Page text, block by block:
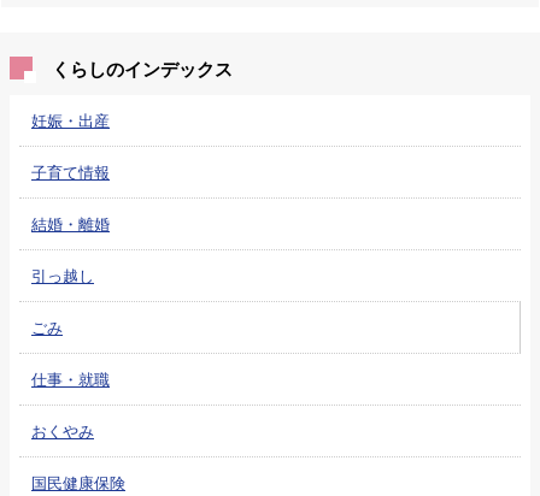
くらしのインデックス
妊娠・出産
子育て情報
結婚・離婚
引っ越し
ごみ
仕事・就職
おくやみ
国民健康保険